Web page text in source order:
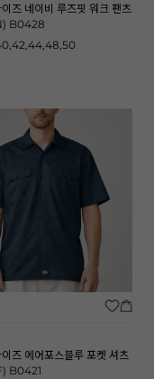
즈 네이비 루즈핏 워크 팬츠
B0428
즈 에어포스블루 포켓 셔츠
B0421